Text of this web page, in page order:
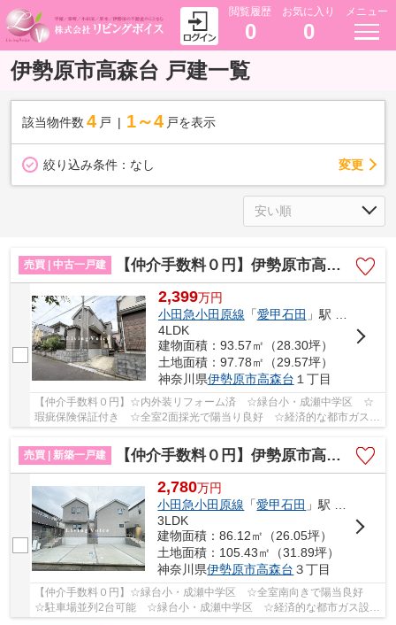
閲覧履歴
0
お気に入り
0
メニュー
伊勢原市高森台 戸建一覧
該当物件数 4 戸 1～4 戸を表示
絞り込み条件： なし 変更
売買 | 中古一戸建 【仲介手数料０円】伊勢原市高森台1丁目 中古一戸建て
2,399万円
小田急小田原線 「愛甲石田 」駅 徒歩19分
4LDK
建物面積：93.57㎡（28.30坪）
土地面積：97.78㎡（29.57坪）
神奈川県伊勢原市高森台 １丁目
【仲介手数料０円】☆内外装リフォーム済 ☆緑台小・成瀬中学区 ☆
瑕疵保険保証付き ☆全室2面採光で陽当り良好 ☆経済的な都市ガス設
売買 | 新築一戸建
【仲介手数料０円】伊勢原市高森台3丁目第1期 新築一戸建て 全2棟
2,780万円
小田急小田原線 「愛甲石田 」駅 バス8分 「大上（厚木市）」 停歩2分
3LDK
建物面積：86.12㎡（26.05坪）
土地面積：105.43㎡（31.89坪）
神奈川県伊勢原市高森台 ３丁目
【仲介手数料０円】☆緑台小・成瀬中学区 ☆全室南向きで陽当良好
☆駐車場並列2台可能 ☆緑台小・成瀬中学区 ☆経済的な都市ガス設